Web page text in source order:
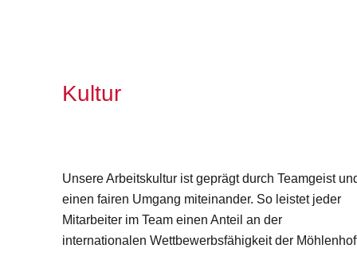
Kultur
Unsere Arbeitskultur ist geprägt durch Teamgeist
einen fairen Umgang miteinander. So leistet jeder
Mitarbeiter im Team einen Anteil an der
internationalen Wettbewerbsfähigkeit der